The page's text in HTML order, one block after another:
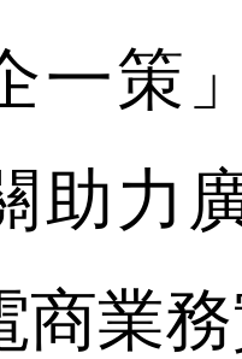
一策
助力
商業